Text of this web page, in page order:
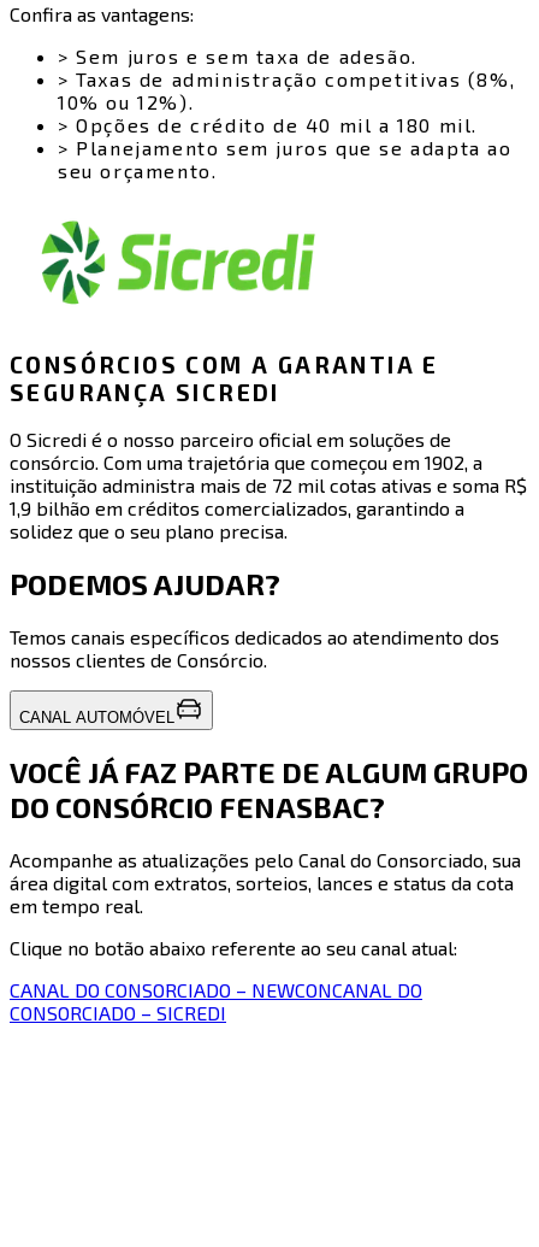
Confira as vantagens:
>Sem juros e sem taxa de adesão.
>Taxas de administração competitivas (8%,
10% ou 12%).
>Opções de crédito de 40 mil a 180 mil.
> Planejamento sem juros que se adapta ao
seu orçamento.
CONSÓRCIOS COM A GARANTIA E
SEGURANÇA SICREDI
O Sicredi é o nosso parceiro oficial em soluções de
consórcio. Com uma trajetória que começou em 1902, a
instituição administra mais de 72 mil cotas ativas e soma R$
1,9 bilhão em créditos comercializados, garantindo a
solidez que o seu plano precisa.
PODEMOS AJUDAR?
Temos canais específicos dedicados ao atendimento dos
nossos clientes de Consórcio.
CANAL AUTOMÓVEL
VOCÊ JÁ FAZ PARTE DE ALGUM GRUPO
DO CONSÓRCIO FENASBAC?
Acompanhe as atualizações pelo Canal do Consorciado, sua
área digital com extratos, sorteios, lances e status da cota
em tempo real.
Clique no botão abaixo referente ao seu canal atual:
CANAL DO CONSORCIADO – NEWCONCANAL DO
CONSORCIADO – SICREDI